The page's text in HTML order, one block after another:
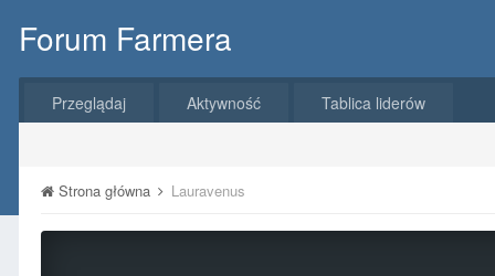
Forum Farmera
Przeglądaj Aktywność Tablica liderów
Strona główna Lauravenus